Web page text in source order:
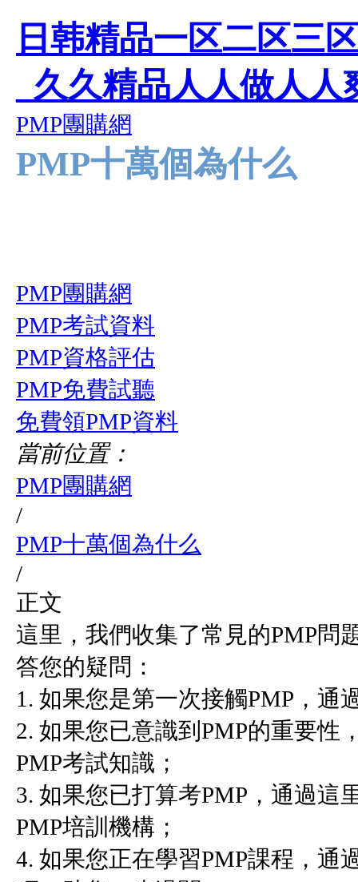
日韩精品一区二区三
_久久精品人人做人
PMP團購網
PMP十萬個為什么
PMP團購網
PMP考試資料
PMP資格評估
PMP免費試聽
免費領PMP資料
當前位置：
PMP團購網
/
PMP十萬個為什么
/
正文
這里，我們收集了常見的PMP問
答您的疑問：
1. 如果您是第一次接觸PMP，通
2. 如果您已意識到PMP的重要性
PMP考試知識；
3. 如果您已打算考PMP，通過這
PMP培訓機構；
4. 如果您正在學習PMP課程，通